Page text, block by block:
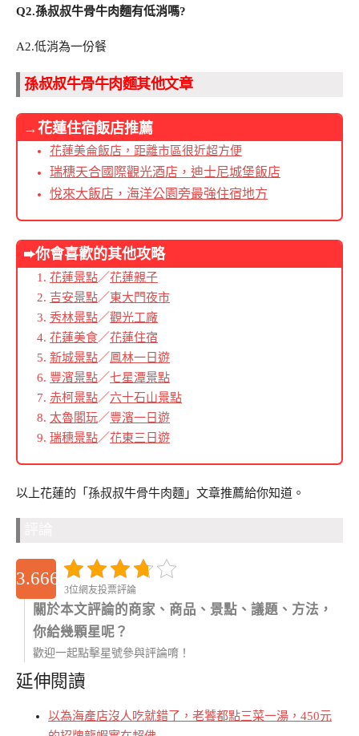
Q2.孫叔叔牛骨牛肉麵有低消嗎?
A2.低消為一份餐
孫叔叔牛骨牛肉麵其他文章
→花蓮住宿飯店推薦
花蓮美侖飯店，距離市區很近超方便
瑞穗天合國際觀光酒店，迪士尼城堡飯店
悅來大飯店，海洋公園旁最強住宿地方
➨你會喜歡的其他攻略
花蓮景點／花蓮親子
吉安景點／東大門夜市
秀林景點／觀光工廠
花蓮美食／花蓮住宿
新城景點／鳳林一日遊
豐濱景點／七星潭景點
赤柯景點／六十石山景點
太魯閣玩／豐濱一日遊
瑞穗景點／花東三日遊
以上花蓮的「孫叔叔牛骨牛肉麵」文章推薦給你知道。
3.6666666666667
3位網友投票評論
關於本文評論的商家、商品、景點、議題、方法，
你給幾顆星呢？
歡迎一起點擊星號參與評論唷！
延伸閱讀
以為海產店沒人吃就錯了，老饕都點三菜一湯，450元